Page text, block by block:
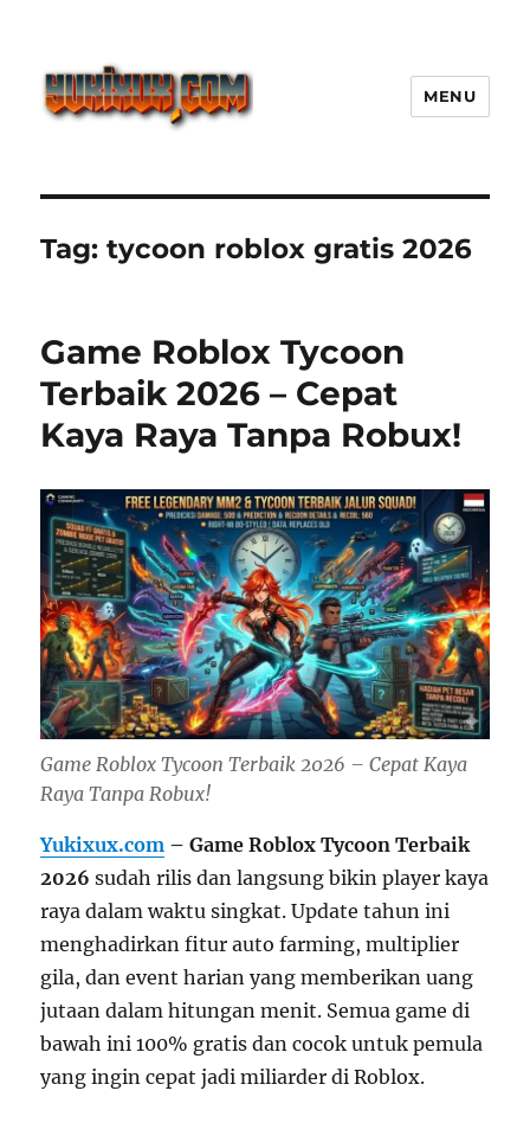
Paling Seru dengan Dunia Luas
MENU
Tag:tycoon roblox gratis 2026
Game Roblox Tycoon
Terbaik 2026 – Cepat
Kaya Raya Tanpa Robux!
Game Roblox Tycoon Terbaik 2026 – Cepat Kaya
Raya Tanpa Robux!
Yukixux.com – Game Roblox Tycoon Terbaik
2026 sudah rilis dan langsung bikin player kaya
raya dalam waktu singkat. Update tahun ini
menghadirkan fitur auto farming, multiplier
gila, dan event harian yang memberikan uang
jutaan dalam hitungan menit. Semua game di
bawah ini 100% gratis dan cocok untuk pemula
yang ingin cepat jadi miliarder di Roblox.